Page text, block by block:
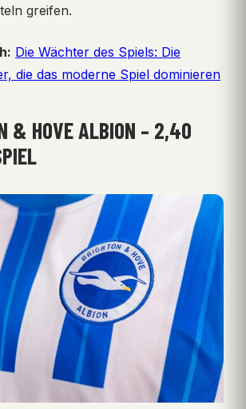
greifen.
Die Wächter des Spiels: Die
die das moderne Spiel dominieren
& HOVE ALBION – 2,40